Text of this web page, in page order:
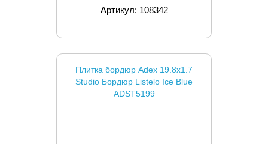
Артикул: 108342
Плитка бордюр Adex 19.8x1.7
Studio Бордюр Listelo Ice Blue
ADST5199